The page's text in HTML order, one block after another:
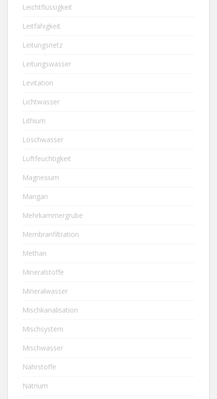
Leichtflüssigkeit
Leitfähigkeit
Leitungsnetz
Leitungswasser
Levitation
Lichtwasser
Lithium
Löschwasser
Luftfeuchtigkeit
Magnesium
Mangan
Mehrkammergrube
Membranfiltration
Methan
Mineralstoffe
Mineralwasser
Mischkanalisation
Mischsystem
Mischwasser
Nährstoffe
Natrium